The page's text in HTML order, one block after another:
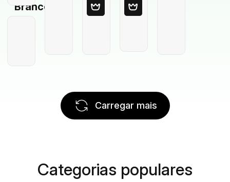
Branco
Carregar mais
Categorias populares